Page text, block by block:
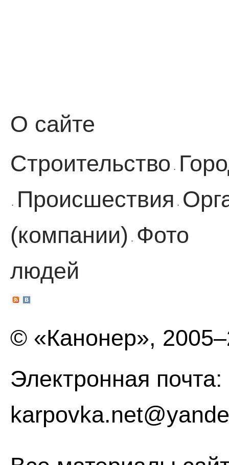
О сайте
Строительство ·
· Происшествия ·
(компании)
·
Фото
людей
© «Канонер»,
Электронная почта: